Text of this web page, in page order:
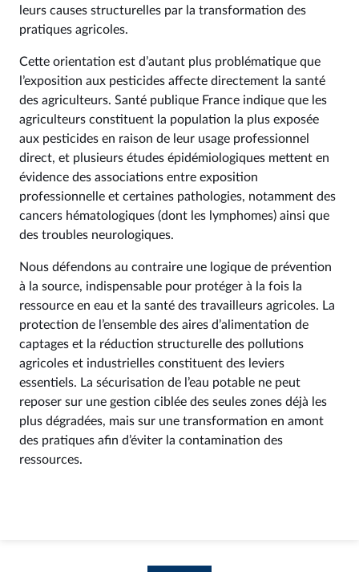
leurs causes structurelles par la transformation des
pratiques agricoles.
Cette orientation est d’autant plus problématique que
l’exposition aux pesticides affecte directement la santé
des agriculteurs. Santé publique France indique que les
agriculteurs constituent la population la plus exposée
aux pesticides en raison de leur usage professionnel
direct, et plusieurs études épidémiologiques mettent en
évidence des associations entre exposition
professionnelle et certaines pathologies, notamment des
cancers hématologiques (dont les lymphomes) ainsi que
des troubles neurologiques.
Nous défendons au contraire une logique de prévention
à la source, indispensable pour protéger à la fois la
ressource en eau et la santé des travailleurs agricoles. La
protection de l’ensemble des aires d’alimentation de
captages et la réduction structurelle des pollutions
agricoles et industrielles constituent des leviers
essentiels. La sécurisation de l’eau potable ne peut
reposer sur une gestion ciblée des seules zones déjà les
plus dégradées, mais sur une transformation en amont
des pratiques afin d’éviter la contamination des
ressources.